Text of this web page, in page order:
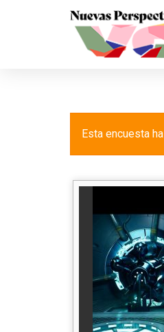
Esta encuesta